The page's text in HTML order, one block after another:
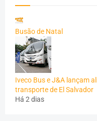
Busão de Natal
Iveco Bus e J&A lançam
transporte de El Salvador
Há 2 dias